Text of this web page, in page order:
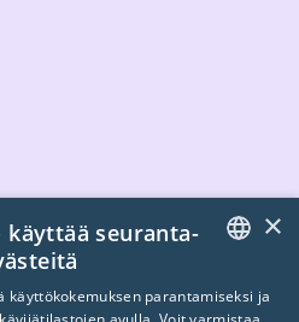
FINNISH
×
käyttää seuranta-
käyttökokemuksen parantamiseksi ja